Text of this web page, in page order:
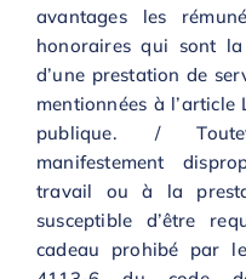
avantages les
honoraires qui sont
d’une prestation de
mentionnées à
publique. /
manifestement
travail ou à la
susceptible d’être
cadeau prohibé par